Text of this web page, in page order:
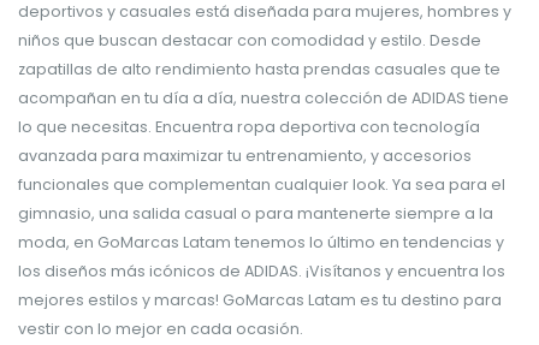
deportivos y casuales está diseñada para mujeres, hombres y
niños que buscan destacar con comodidad y estilo. Desde
zapatillas de alto rendimiento hasta prendas casuales que te
acompañan en tu día a día, nuestra colección de ADIDAS tiene
lo que necesitas. Encuentra ropa deportiva con tecnología
avanzada para maximizar tu entrenamiento, y accesorios
funcionales que complementan cualquier look. Ya sea para el
gimnasio, una salida casual o para mantenerte siempre a la
moda, en GoMarcas Latam tenemos lo último en tendencias y
los diseños más icónicos de ADIDAS. ¡Visítanos y encuentra los
mejores estilos y marcas! GoMarcas Latam es tu destino para
vestir con lo mejor en cada ocasión.